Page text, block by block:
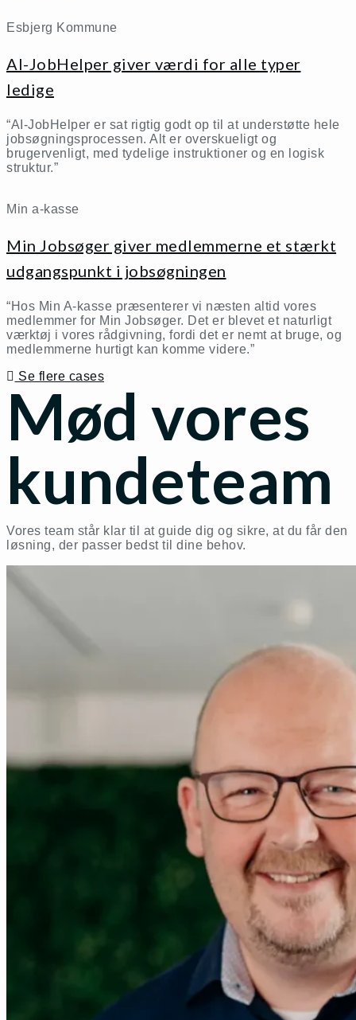
Esbjerg Kommune
AI-JobHelper giver værdi for alle typer
ledige
“AI-JobHelper er sat rigtig godt op til at understøtte hele
jobsøgningsprocessen. Alt er overskueligt og
brugervenligt, med tydelige instruktioner og en logisk
struktur.”
Min a-kasse
Min Jobsøger giver medlemmerne et stærkt
udgangspunkt i jobsøgningen
“Hos Min A-kasse præsenterer vi næsten altid vores
medlemmer for Min Jobsøger. Det er blevet et naturligt
værktøj i vores rådgivning, fordi det er nemt at bruge, og
medlemmerne hurtigt kan komme videre.”
Se flere cases
Mød vores
kundeteam
Vores team står klar til at guide dig og sikre, at du får den
løsning, der passer bedst til dine behov.